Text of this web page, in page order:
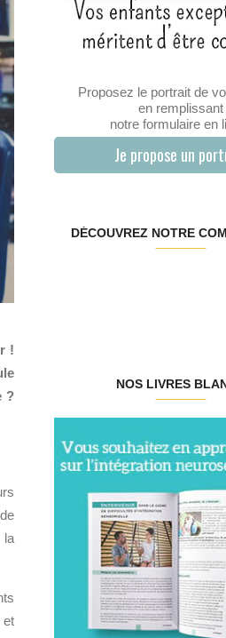
!
?
la
et
Proposez le portrait de
en remplissant
notre formulaire en
Je propose un
DÉCOUVREZ NOTRE
NOS LIVRES